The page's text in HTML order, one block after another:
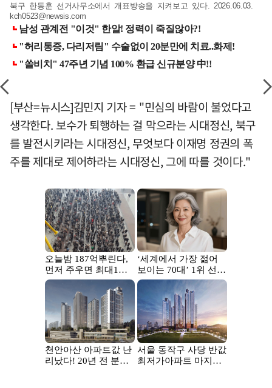
북구 한동훈 선거사무소에서 개표방송을 지켜보고 있다. 2026.06.03.
kch0523@newsis.com
[부산=뉴시스]김민지 기자 = "민심의 바람이 불었다고
생각한다. 보수가 퇴행하는 걸 막으라는 시대정신, 북구
를 발전시키라는 시대정신, 무엇보다 이재명 정권의 폭
주를 제대로 제어하라는 시대정신, 그에 따를 것이다."